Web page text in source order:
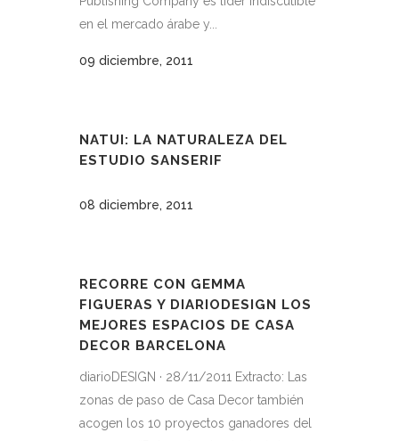
en el mercado árabe y...
09 diciembre, 2011
NATUI: LA NATURALEZA DEL
ESTUDIO SANSERIF
08 diciembre, 2011
RECORRE CON GEMMA
FIGUERAS Y DIARIODESIGN LOS
MEJORES ESPACIOS DE CASA
DECOR BARCELONA
diarioDESIGN · 28/11/2011 Extracto: Las
zonas de paso de Casa Decor también
acogen los 10 proyectos ganadores del